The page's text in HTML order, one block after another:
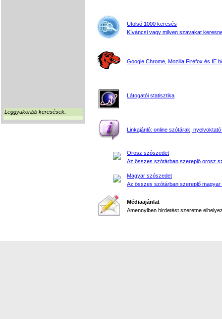
Leggyakoribb keresések:
Utolsó 1000 keresés
Kíváncsi vagy milyen szavakat
Google Chrome, Mozilla Firefox és IE
Látogatói statisztika
Linkajánló: online szótárak, nyelvoktató
Orosz szószedet
Az összes szótárban szereplő orosz
Magyar szószedet
Az összes szótárban szereplő magyar
Médiaajánlat
Amennyiben hirdetést szeretne